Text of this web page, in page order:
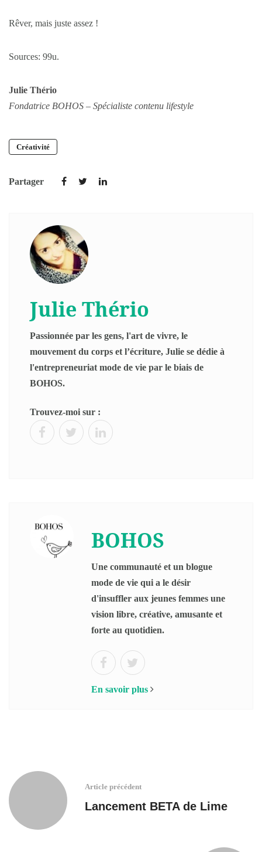
Rêver, mais juste assez !
Sources: 99u.
Julie Thério
Fondatrice BOHOS – Spécialiste contenu lifestyle
Créativité
Partager
Julie Thério
Passionnée par les gens, l'art de vivre, le
mouvement du corps et l’écriture, Julie se dédie à
l'entrepreneuriat mode de vie par le biais de
BOHOS.
Trouvez-moi sur :
BOHOS
Une communauté et un blogue
mode de vie qui a le désir
d'insuffler aux jeunes femmes une
vision libre, créative, amusante et
forte au quotidien.
En savoir plus
Article précédent
Lancement BETA de Lime